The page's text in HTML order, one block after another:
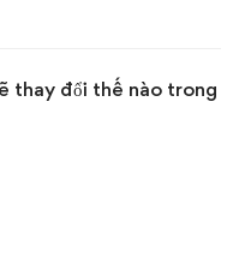
thay đổi thế nào trong